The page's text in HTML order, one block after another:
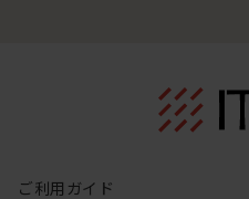
ご利用ガイド